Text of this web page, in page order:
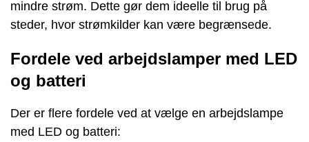
mindre strøm. Dette gør dem ideelle til brug på
steder, hvor strømkilder kan være begrænsede.
Fordele ved arbejdslamper med LED
og batteri
Der er flere fordele ved at vælge en arbejdslampe
med LED og batteri: